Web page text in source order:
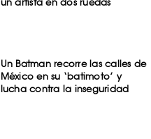
un artista en dos ruedas
Un Batman recorre las calles de
México en su ‘batimoto’ y
lucha contra la inseguridad